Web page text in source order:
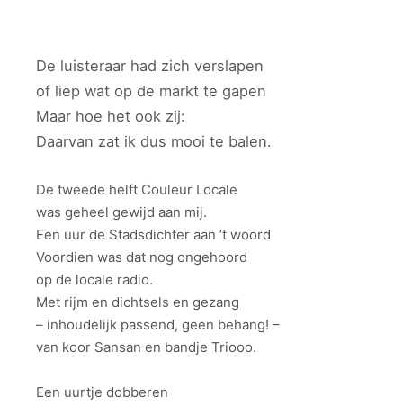
De luisteraar had zich verslapen
of liep wat op de markt te gapen
Maar hoe het ook zij:
Daarvan zat ik dus mooi te balen.
De tweede helft Couleur Locale
was geheel gewijd aan mij.
Een uur de Stadsdichter aan ’t woord
Voordien was dat nog ongehoord
op de locale radio.
Met rijm en dichtsels en gezang
– inhoudelijk passend, geen behang! –
van koor Sansan en bandje Triooo.
Een uurtje dobberen